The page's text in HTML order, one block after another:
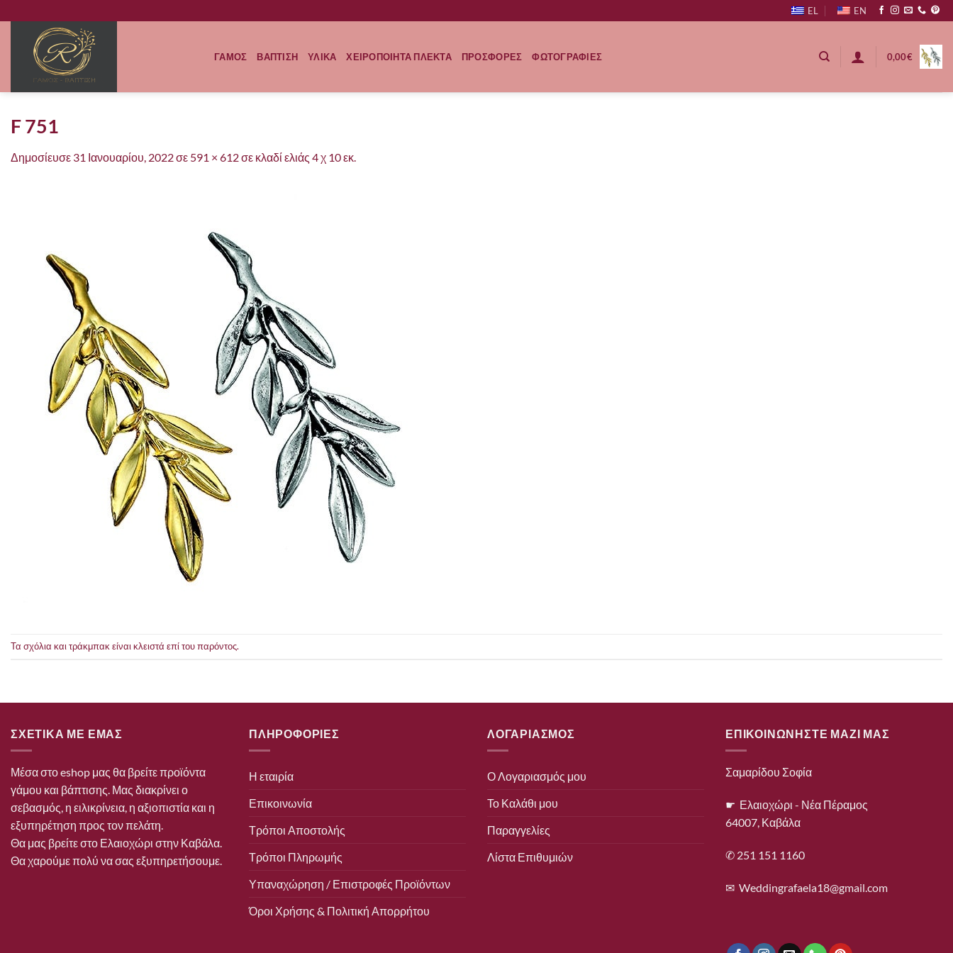
στο
περιεχόμενο
EL EN
ΓΑΜΟΣ ΒΑΠΤΙΣΗ ΥΛΙΚΑ ΧΕΙΡΟΠΟΙΗΤΑ ΠΛΕΚΤΑ ΠΡΟΣΦΟΡΕΣ ΦΩΤΟΓΡΑΦΙΕΣ 0,00€
F 751
Δημοσίευσε 31 Ιανουαρίου, 2022σε 591 × 612σε κλαδί ελιάς 4 χ 10 εκ.
Τα σχόλια και τράκμπακ είναι κλειστά επί του παρόντος.
ΣΧΕΤΙΚΑ ΜΕ ΕΜΑΣ
Μέσα στο eshop μας θα βρείτε προϊόντα
γάμου και βάπτισης. Μας διακρίνει ο
σεβασμός, η ειλικρίνεια, η αξιοπιστία και η
εξυπηρέτηση προς τον πελάτη.
Θα μας βρείτε στο Ελαιοχώρι στην Καβάλα.
Θα χαρούμε πολύ να σας εξυπηρετήσουμε.
ΠΛΗΡΟΦΟΡΙΕΣ
Η εταιρία
Επικοινωνία
Τρόποι Αποστολής
Τρόποι Πληρωμής
Υπαναχώρηση / Επιστροφές Προϊόντων
Όροι Χρήσης & Πολιτική Απορρήτου
ΛΟΓΑΡΙΑΣΜΟΣ
Ο Λογαριασμός μου
Το Καλάθι μου
Παραγγελίες
Λίστα Επιθυμιών
ΕΠΙΚΟΙΝΩΝΗΣΤΕ ΜΑΖΙ ΜΑΣ
Σαμαρίδου Σοφία
☛ Ελαιοχώρι - Νέα Πέραμος
64007, Καβάλα
✆ 251 151 1160
✉ Weddingrafaela18@gmail.com